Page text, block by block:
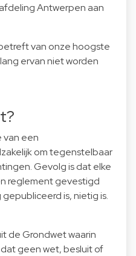
Antwerpen aan
van onze hoogste
ervan niet worden
van een
om tegenstelbaar
Gevolg is dat elke
reglement gevestigd
is, nietig is.
de Grondwet waarin
geen wet, besluit of